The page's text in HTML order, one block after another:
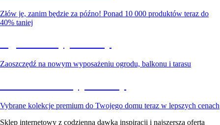
Złów je, zanim będzie za późno! Ponad 10 000 produktów teraz do
40% taniej
Zaoszczędź na nowym wyposażeniu ogrodu, balkonu i tarasu
Vybrane kolekcje premium do Twojego domu teraz w lepszych cenach
Sklep internetowy z codzienną dawką inspiracji i najszerszą ofertą